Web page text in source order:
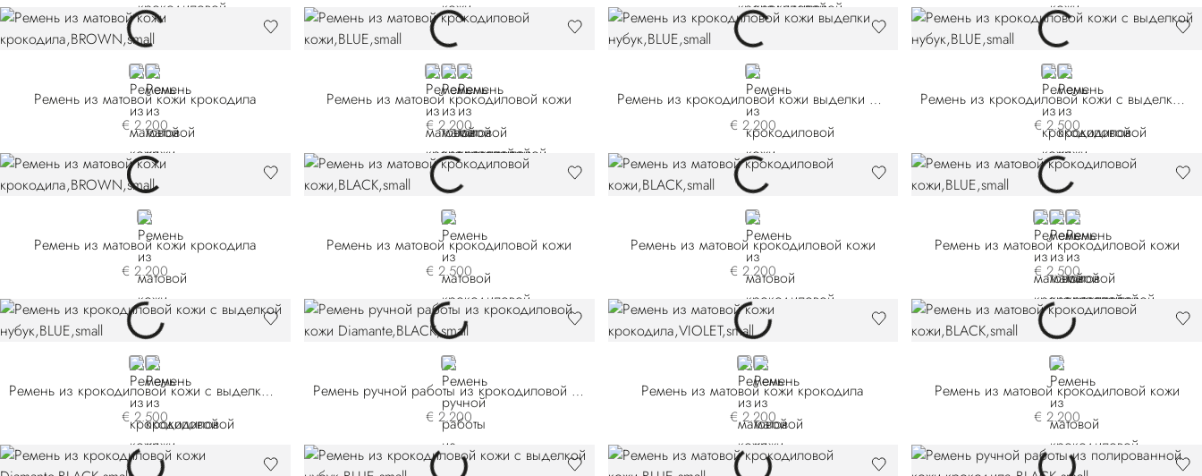
BROWN
BLACK
Ремень из матовой кожи крокодила
€ 2.200
BLUEBROWN
WHITE
Ремень из матовой крокодиловой кожи
€ 2.200
BLUE A566P-B067
Ремень из крокодиловой кожи выделки нубук
€ 2.200
BLUE C558P3-B013
BLUE C558P3-B049
Ремень из крокодиловой кожи с выделкой нубук
€ 2.500
BROWN
Ремень из матовой кожи крокодила
€ 2.200
BLACK
Ремень из матовой крокодиловой кожи
€ 2.500
BLACK
Ремень из матовой крокодиловой кожи
€ 2.200
BLUEBROWN
BLACK
Ремень из матовой крокодиловой кожи
€ 2.500
BLUEBLACK
Ремень из крокодиловой кожи с выделкой нубук
€ 2.500
BLACK
Ремень ручной работы из крокодиловой кожи Diamante
€ 2.200
VIOLET
RED
Ремень из матовой кожи крокодила
€ 2.200
BLACK
Ремень из матовой крокодиловой кожи
€ 2.200